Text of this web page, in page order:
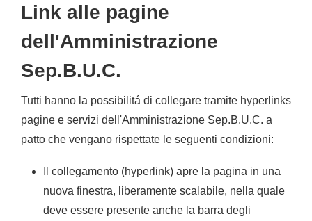
Link alle pagine
dell'Amministrazione
Sep.B.U.C.
Tutti hanno la possibilitá di collegare tramite hyperlinks
pagine e servizi dell'Amministrazione Sep.B.U.C. a
patto che vengano rispettate le seguenti condizioni:
Il collegamento (hyperlink) apre la pagina in una
nuova finestra, liberamente scalabile, nella quale
deve essere presente anche la barra degli